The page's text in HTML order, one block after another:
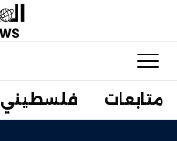
متابعات فلسطيني